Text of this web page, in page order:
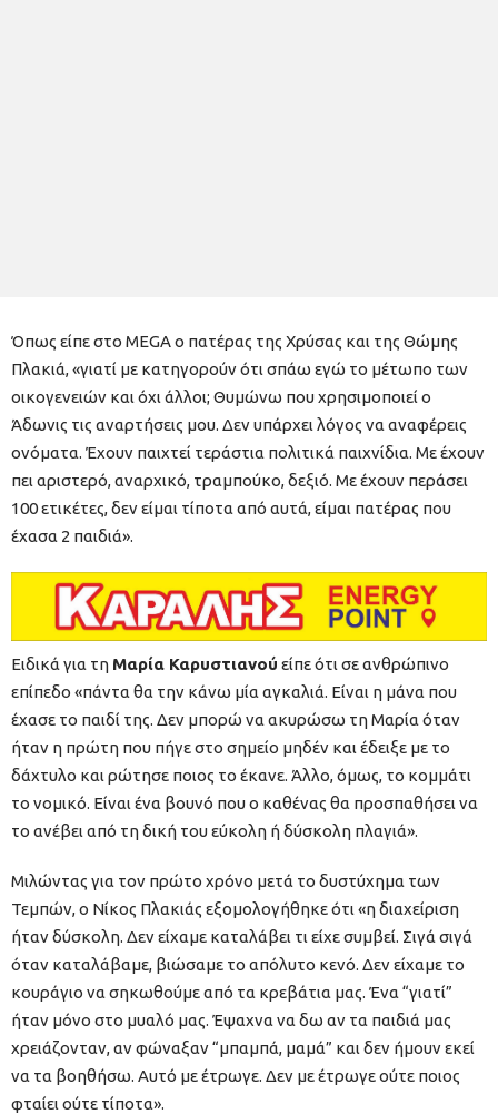
Όπως είπε στο MEGA ο πατέρας της Χρύσας και της Θώμης
Πλακιά, «γιατί με κατηγορούν ότι σπάω εγώ το μέτωπο των
οικογενειών και όχι άλλοι; Θυμώνω που χρησιμοποιεί ο
Άδωνις τις αναρτήσεις μου. Δεν υπάρχει λόγος να αναφέρεις
ονόματα. Έχουν παιχτεί τεράστια πολιτικά παιχνίδια. Με έχουν
πει αριστερό, αναρχικό, τραμπούκο, δεξιό. Με έχουν περάσει
100 ετικέτες, δεν είμαι τίποτα από αυτά, είμαι πατέρας που
έχασα 2 παιδιά».
Ειδικά για τη Μαρία Καρυστιανού είπε ότι σε ανθρώπινο
επίπεδο «πάντα θα την κάνω μία αγκαλιά. Είναι η μάνα που
έχασε το παιδί της. Δεν μπορώ να ακυρώσω τη Μαρία όταν
ήταν η πρώτη που πήγε στο σημείο μηδέν και έδειξε με το
δάχτυλο και ρώτησε ποιος το έκανε. Άλλο, όμως, το κομμάτι
το νομικό. Είναι ένα βουνό που ο καθένας θα προσπαθήσει να
το ανέβει από τη δική του εύκολη ή δύσκολη πλαγιά».
Μιλώντας για τον πρώτο χρόνο μετά το δυστύχημα των
Τεμπών, ο Νίκος Πλακιάς εξομολογήθηκε ότι «η διαχείριση
ήταν δύσκολη. Δεν είχαμε καταλάβει τι είχε συμβεί. Σιγά σιγά
όταν καταλάβαμε, βιώσαμε το απόλυτο κενό. Δεν είχαμε το
κουράγιο να σηκωθούμε από τα κρεβάτια μας. Ένα “γιατί”
ήταν μόνο στο μυαλό μας. Έψαχνα να δω αν τα παιδιά μας
χρειάζονταν, αν φώναξαν “μπαμπά, μαμά” και δεν ήμουν εκεί
να τα βοηθήσω. Αυτό με έτρωγε. Δεν με έτρωγε ούτε ποιος
φταίει ούτε τίποτα».